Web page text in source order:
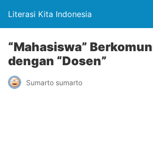
Literasi Kita Indonesia
“Mahasiswa”
dengan “Dosen”
Sumarto sumarto